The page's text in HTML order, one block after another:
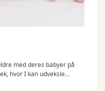
med deres babyer på
hvor I kan udveksle